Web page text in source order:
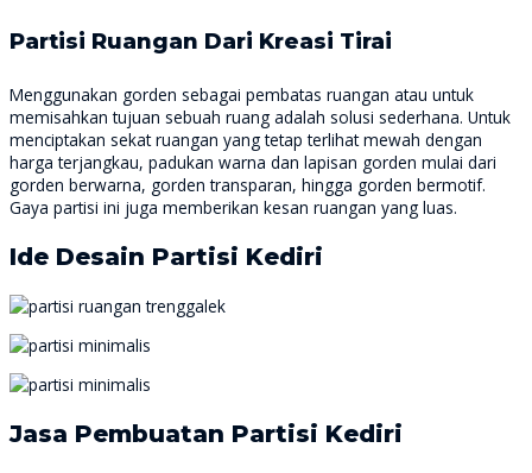
Partisi Ruangan Dari Kreasi Tirai
Menggunakan gorden sebagai pembatas ruangan atau untuk
memisahkan tujuan sebuah ruang adalah solusi sederhana. Untuk
menciptakan sekat ruangan yang tetap terlihat mewah dengan
harga terjangkau, padukan warna dan lapisan gorden mulai dari
gorden berwarna, gorden transparan, hingga gorden bermotif.
Gaya partisi ini juga memberikan kesan ruangan yang luas.
Ide Desain Partisi Kediri
Jasa Pembuatan Partisi Kediri